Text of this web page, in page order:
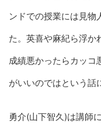
ンドでの授業には見物
た。英喜や麻紀ら浮か
成績悪かったらカッコ
がいいのではという話
勇介(山下智久)は講師